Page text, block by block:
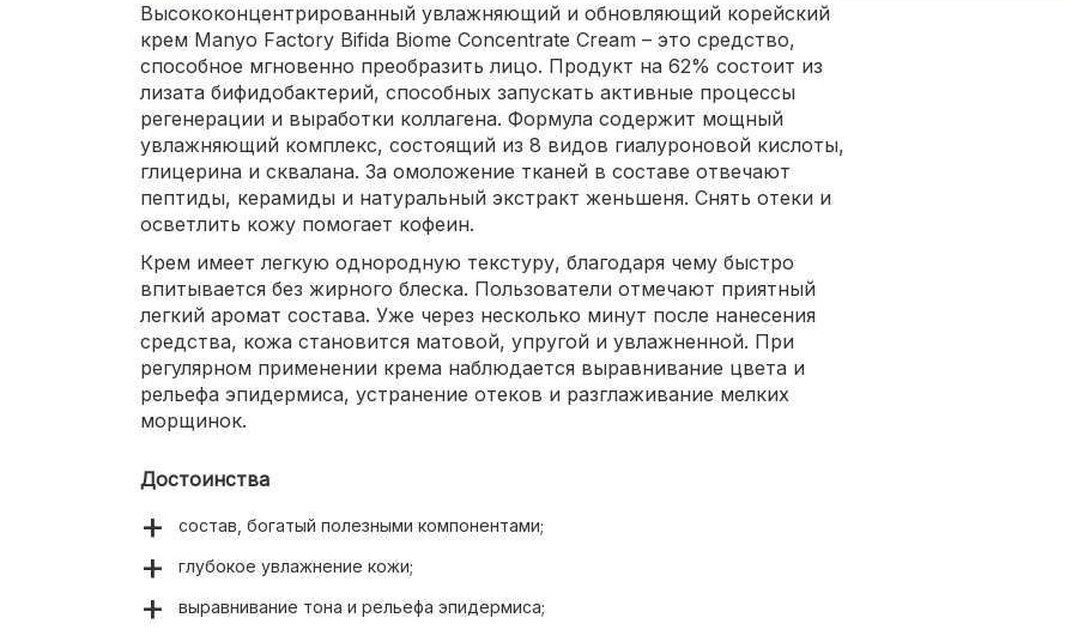
Высококонцентрированный увлажняющий и обновляющий корейский
крем Manyo Factory Bifida Biome Concentrate Cream – это средство,
способное мгновенно преобразить лицо. Продукт на 62% состоит из
лизата бифидобактерий, способных запускать активные процессы
регенерации и выработки коллагена. Формула содержит мощный
увлажняющий комплекс, состоящий из 8 видов гиалуроновой кислоты,
глицерина и сквалана. За омоложение тканей в составе отвечают
пептиды, керамиды и натуральный экстракт женьшеня. Снять отеки и
осветлить кожу помогает кофеин.
Крем имеет легкую однородную текстуру, благодаря чему быстро
впитывается без жирного блеска. Пользователи отмечают приятный
легкий аромат состава. Уже через несколько минут после нанесения
средства, кожа становится матовой, упругой и увлажненной. При
регулярном применении крема наблюдается выравнивание цвета и
рельефа эпидермиса, устранение отеков и разглаживание мелких
морщинок.
Достоинства
состав, богатый полезными компонентами;
глубокое увлажнение кожи;
выравнивание тона и рельефа эпидермиса;